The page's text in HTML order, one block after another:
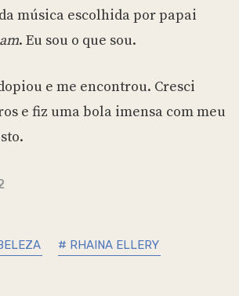
música escolhida por papai
. Eu sou o que sou.
e me encontrou. Cresci
e fiz uma bola imensa com meu
# RHAINA ELLERY